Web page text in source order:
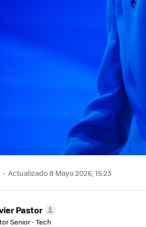
Actualizado 8 Mayo 2026, 15:23
Pastor
Senior - Tech